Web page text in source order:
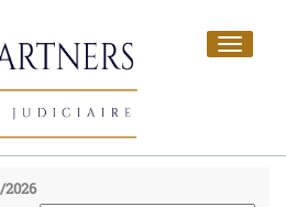
Toggle
2026